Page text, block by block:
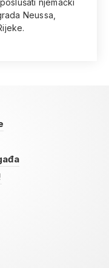
njemački
Neussa,